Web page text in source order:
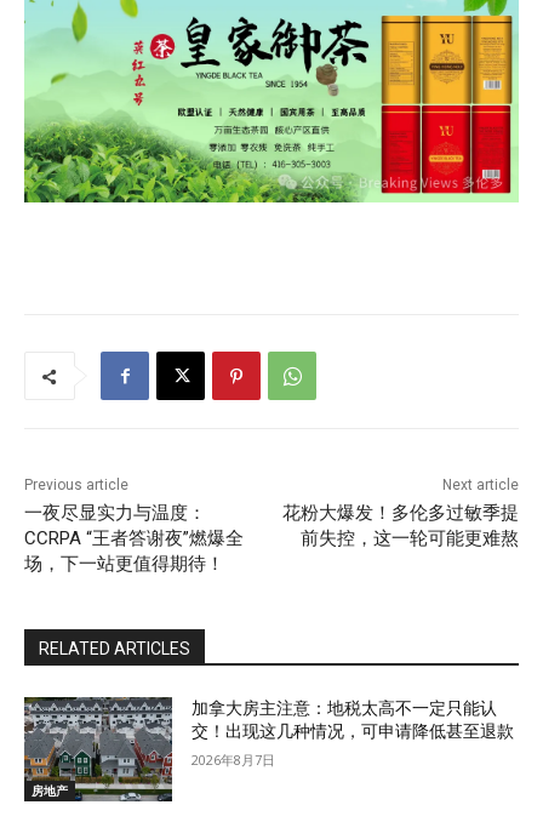
Previous article
一夜尽显实力与温度：
CCRPA “王者答谢夜”燃爆全
场，下一站更值得期待！
Next article
花粉大爆发！多伦多过敏季提
前失控，这一轮可能更难熬
RELATED ARTICLES
房地产
加拿大房主注意：地税太高不一定只能认
交！出现这几种情况，可申请降低甚至退款
2026年8月7日